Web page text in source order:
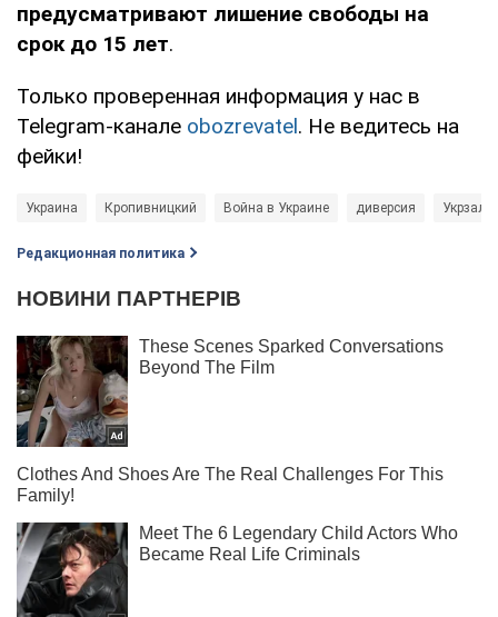
предусматривают лишение свободы на
срок до 15 лет.
Только проверенная информация у нас в
Telegram-канале obozrevatel. Не ведитесь на
фейки!
Украина Кропивницкий Война в Украине диверсия
Редакционная политика